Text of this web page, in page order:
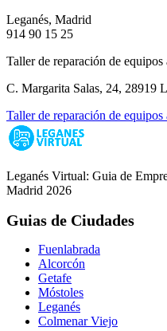
Leganés, Madrid
914 90 15 25
Taller de reparación de equipos
C. Margarita Salas, 24, 28919
Taller de reparación de equipos
Leganés Virtual: Guia de
Madrid 2026
Guias de Ciudades
Fuenlabrada
Alcorcón
Getafe
Móstoles
Leganés
Colmenar Viejo